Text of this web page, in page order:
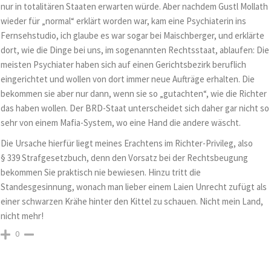
nur in totalitären Staaten erwarten würde. Aber nachdem Gustl Mollath
wieder für „normal“ erklärt worden war, kam eine Psychiaterin ins
Fernsehstudio, ich glaube es war sogar bei Maischberger, und erklärte
dort, wie die Dinge bei uns, im sogenannten Rechtsstaat, ablaufen: Die
meisten Psychiater haben sich auf einen Gerichtsbezirk beruflich
eingerichtet und wollen von dort immer neue Aufträge erhalten. Die
bekommen sie aber nur dann, wenn sie so „gutachten“, wie die Richter
das haben wollen. Der BRD-Staat unterscheidet sich daher gar nicht so
sehr von einem Mafia-System, wo eine Hand die andere wäscht.
Die Ursache hierfür liegt meines Erachtens im Richter-Privileg, also
§ 339 Strafgesetzbuch, denn den Vorsatz bei der Rechtsbeugung
bekommen Sie praktisch nie bewiesen. Hinzu tritt die
Standesgesinnung, wonach man lieber einem Laien Unrecht zufügt als
einer schwarzen Krähe hinter den Kittel zu schauen. Nicht mein Land,
nicht mehr!
0